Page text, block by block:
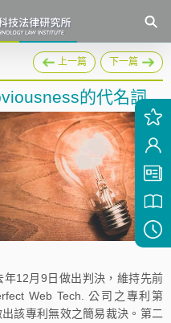
上一篇 下一篇
的代名詞
12月9日做出判決，維持先前
Web Tech. 公司之專利第
該專利無效之簡易裁決。第二